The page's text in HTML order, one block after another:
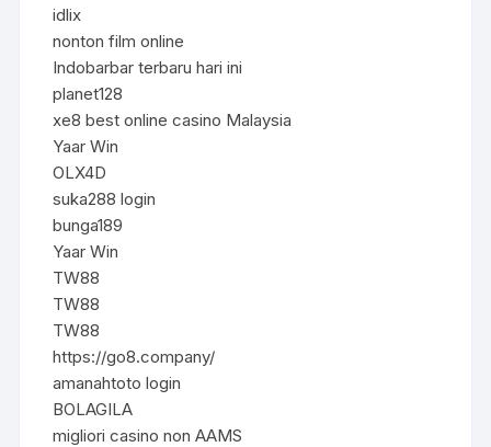
idlix
nonton film online
Indobarbar terbaru hari ini
planet128
xe8 best online casino Malaysia
Yaar Win
OLX4D
suka288 login
bunga189
Yaar Win
TW88
TW88
TW88
https://go8.company/
amanahtoto login
BOLAGILA
migliori casino non AAMS